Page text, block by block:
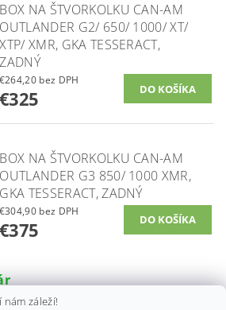
BOX NA ŠTVORKOLKU CAN-AM
OUTLANDER G2/ 650/ 1000/ XT/
XTP/ XMR, GKA TESSERACT,
ZADNÝ
€264,20 bez DPH
€325
BOX NA ŠTVORKOLKU CAN-AM
OUTLANDER G3 850/ 1000 XMR,
GKA TESSERACT, ZADNÝ
€304,90 bez DPH
€375
nám záleží!